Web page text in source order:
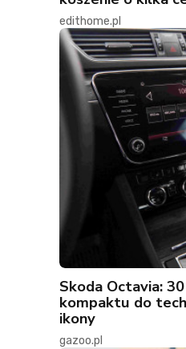
edithome.pl
Skoda Octavia:
kompaktu do
ikony
gazoo.pl